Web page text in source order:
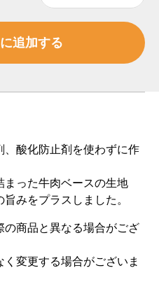
酸化防止剤を使わずに作
まった牛肉ベースの生地
みをプラスしました。
商品と異なる場合がござ
変更する場合がございま